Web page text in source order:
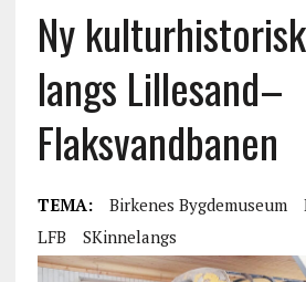
Ny
langs Lillesand–
Flaksvandbanen
TEMA: Birkenes Bygdemuseum
LFB
SKinnelangs